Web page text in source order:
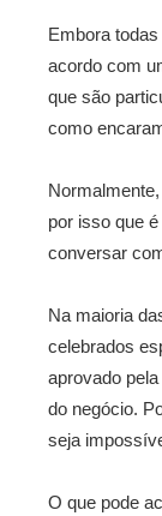
Embora
acordo com
que são
como
por isso que
conversar
Na maioria
celebrados
aprovado
do negócio.
seja
O que pode